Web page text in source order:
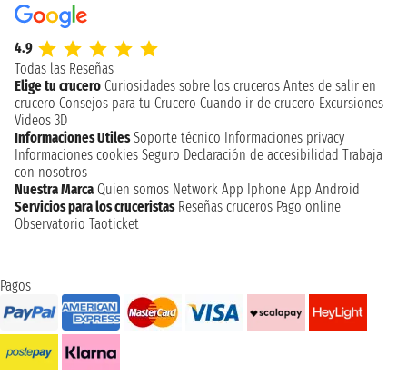
4.9
Todas las Reseñas
Elige tu crucero Curiosidades sobre los cruceros Antes de salir en
crucero Consejos para tu Crucero Cuando ir de crucero Excursiones
Videos 3D
Informaciones Utiles Soporte técnico Informaciones privacy
Informaciones cookies Seguro Declaración de accesibilidad Trabaja
con nosotros
Nuestra Marca Quien somos Network App Iphone App Android
Servicios para los cruceristas Reseñas cruceros Pago online
Observatorio Taoticket
Pagos